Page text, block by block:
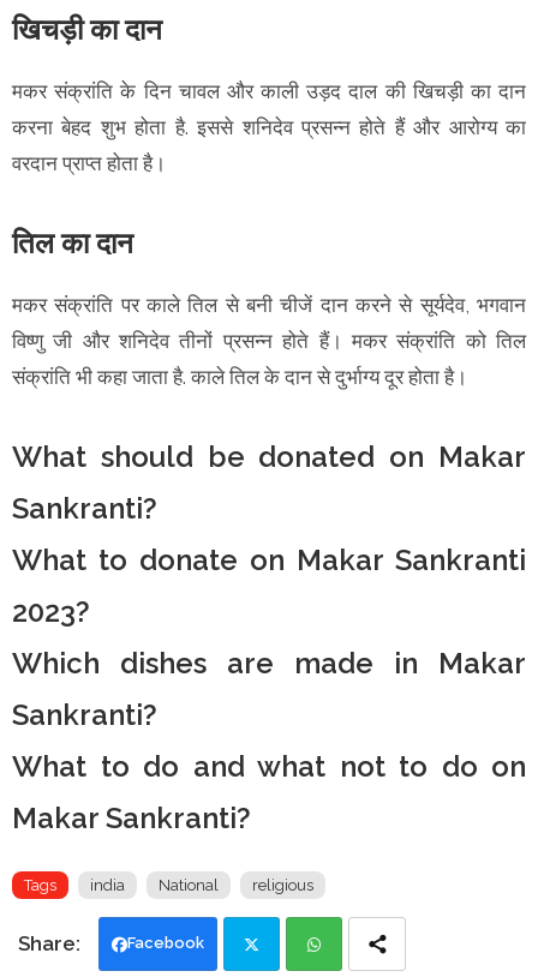
खिचड़ी का दान
मकर संक्रांति के दिन चावल और काली उड़द दाल की खिचड़ी का दान
करना बेहद शुभ होता है. इससे शनिदेव प्रसन्न होते हैं और आरोग्य का
वरदान प्राप्त होता है।
तिल का दान
मकर संक्रांति पर काले तिल से बनी चीजें दान करने से सूर्यदेव, भगवान
विष्णु जी और शनिदेव तीनों प्रसन्न होते हैं। मकर संक्रांति को तिल
संक्रांति भी कहा जाता है. काले तिल के दान से दुर्भाग्य दूर होता है।
What should be donated on Makar
Sankranti?
What to donate on Makar Sankranti
2023?
Which dishes are made in Makar
Sankranti?
What to do and what not to do on
Makar Sankranti?
Tags india National religious
Facebook